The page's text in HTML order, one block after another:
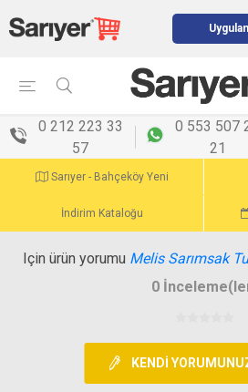
0 212 223 33
57
0 553 507
21
Sarıyer - Bahçeköy Yeni
İndirim Kataloğu
Için ürün yorumu Melis Sarımsak
0
KENDI